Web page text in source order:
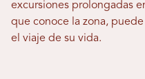
excursiones prolongadas
que conoce la zona,
el viaje de su vida.